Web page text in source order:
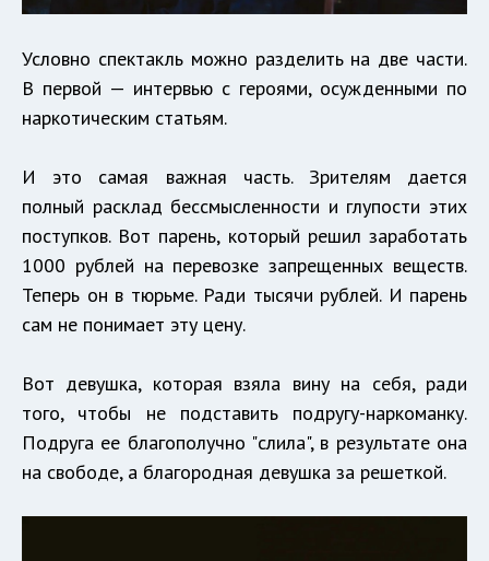
Условно спектакль можно разделить на две части.
В первой — интервью с героями, осужденными по
наркотическим статьям.
И это самая важная часть. Зрителям дается
полный расклад бессмысленности и глупости этих
поступков. Вот парень, который решил заработать
1000 рублей на перевозке запрещенных веществ.
Теперь он в тюрьме. Ради тысячи рублей. И парень
сам не понимает эту цену.
Вот девушка, которая взяла вину на себя, ради
того, чтобы не подставить подругу-наркоманку.
Подруга ее благополучно "слила", в результате она
на свободе, а благородная девушка за решеткой.